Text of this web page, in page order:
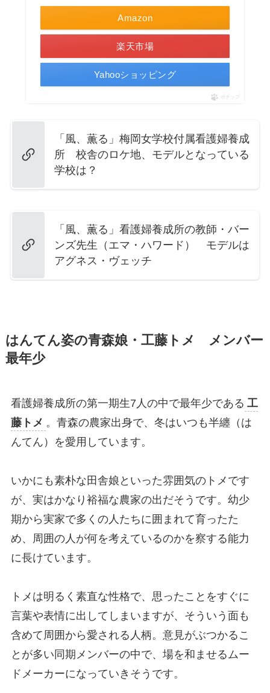
Amazon
楽天市場
Yahooショッピング
ポチップ
「風、薫る」梅岡女学校付属看護婦養成
所 校舎のロケ地、モデルとなっている
学校は？
「風、薫る」看護婦養成所の教師・バー
ンズ先生（エマ・ハワード） モデルは
アグネス・ヴェッチ
はんてん姿の青森娘・工藤トメ メンバー
最年少
看護婦養成所の第一期生7人の中で最年少である 工
藤トメ 。青森の農家出身で、冬はいつも半纏（は
んてん）を愛用しています。
いかにも素朴な田舎娘といった雰囲気のトメです
が、実はかなり裕福な農家の出だそうです。幼少
期から実家で多くの人たちに囲まれて育ったた
め、周囲の人が何を考えているのかを察する能力
に長けています。
トメは明るく素直な性格で、思ったことをすぐに
言葉や表情に出してしまいますが、そういう面も
含めて周囲から愛される人柄。意見がぶつかるこ
とが多い同期メンバーの中で、場を和ませるムー
ドメーカーになっていきそうです。